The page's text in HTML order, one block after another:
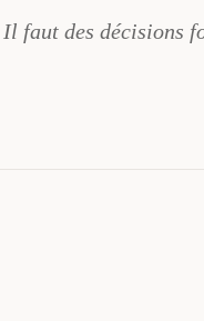
faut des décisions